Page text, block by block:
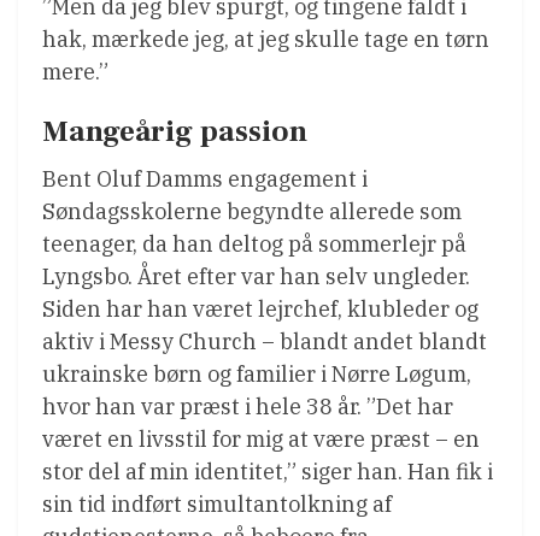
”Men da jeg blev spurgt, og tingene faldt i
hak, mærkede jeg, at jeg skulle tage en tørn
mere.”
Mangeårig passion
Bent Oluf Damms engagement i
Søndagsskolerne begyndte allerede som
teenager, da han deltog på sommerlejr på
Lyngsbo. Året efter var han selv ungleder.
Siden har han været lejrchef, klubleder og
aktiv i Messy Church – blandt andet blandt
ukrainske børn og familier i Nørre Løgum,
hvor han var præst i hele 38 år. ”Det har
været en livsstil for mig at være præst – en
stor del af min identitet,” siger han. Han fik i
sin tid indført simultantolkning af